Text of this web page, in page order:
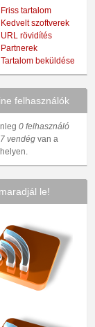
Friss tartalom
Kedvelt szoftverek
URL rövidítés
Partnerek
Tartalom beküldése
felhasználók
0 felhasználó
vendég van a
le!